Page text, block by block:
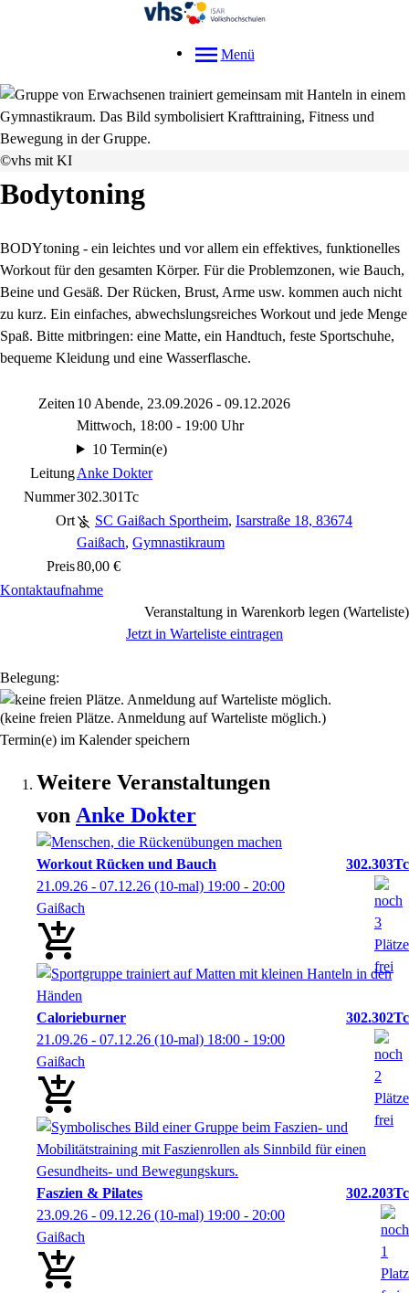
Menü
©vhs mit KI
Bodytoning
BODYtoning - ein leichtes und vor allem ein effektives, funktionelles
Workout für den gesamten Körper. Für die Problemzonen, wie Bauch,
Beine und Gesäß. Der Rücken, Brust, Arme usw. kommen auch nicht
zu kurz. Ein einfaches, abwechslungsreiches Workout und jede Menge
Spaß. Bitte mitbringen: eine Matte, ein Handtuch, feste Sportschuhe,
bequeme Kleidung und eine Wasserflasche.
Zeiten 10 Abende, 23.09.2026 - 09.12.2026
Mittwoch, 18:00 - 19:00 Uhr
10 Termin(e)
LeitungAnke Dokter
Nummer302.301Tc
Ort
SC Gaißach Sportheim, Isarstraße 18, 83674
Gaißach, Gymnastikraum
Preis80,00 €
Kontaktaufnahme
Veranstaltung in Warenkorb legen (Warteliste)
Jetzt in Warteliste eintragen
Belegung:
(keine freien Plätze. Anmeldung auf Warteliste möglich.)
Termin(e) im Kalender speichern
Weitere Veranstaltungen
von Anke Dokter
Workout Rücken und Bauch
302.303Tc
21.09.26 - 07.12.26 (10-mal) 19:00 - 20:00
Gaißach
Calorieburner
302.302Tc
21.09.26 - 07.12.26 (10-mal) 18:00 - 19:00
Gaißach
Faszien & Pilates
302.203Tc
23.09.26 - 09.12.26 (10-mal) 19:00 - 20:00
Gaißach